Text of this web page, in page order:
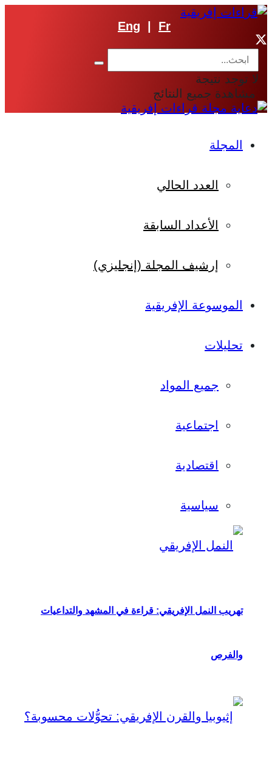
Eng Fr
لا توجد نتيجة
مشاهدة جميع النتائج
المجلة
العدد الحالي
الأعداد السابقة
إرشيف المجلة (إنجليزي)
الموسوعة الإفريقية
تحليلات
جميع المواد
اجتماعية
اقتصادية
سياسية
تهريب النمل الإفريقي: قراءة في المشهد والتداعيات
والفرص